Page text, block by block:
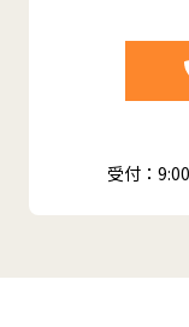
受付：